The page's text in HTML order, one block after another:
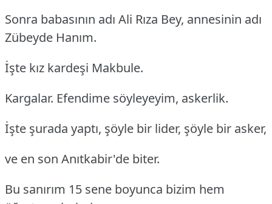
Sonra babasının adı Ali Rıza Bey, annesinin adı
Zübeyde Hanım.
İşte kız kardeşi Makbule.
Kargalar. Efendime söyleyeyim, askerlik.
İşte şurada yaptı, şöyle bir lider, şöyle bir asker,
ve en son Anıtkabir'de biter.
Bu sanırım 15 sene boyunca bizim hem